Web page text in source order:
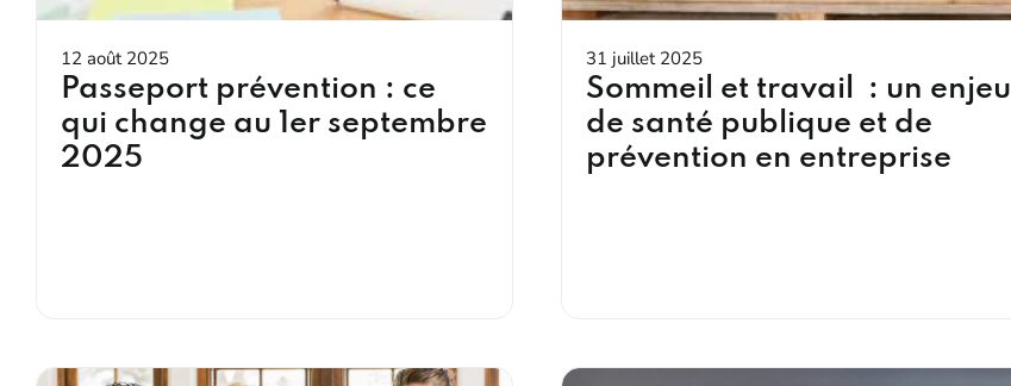
12 août 2025
Passeport prévention : ce
qui change au 1er septembre
2025
31 juillet 2025
Sommeil et travail : un enjeu
de santé publique et de
prévention en entreprise